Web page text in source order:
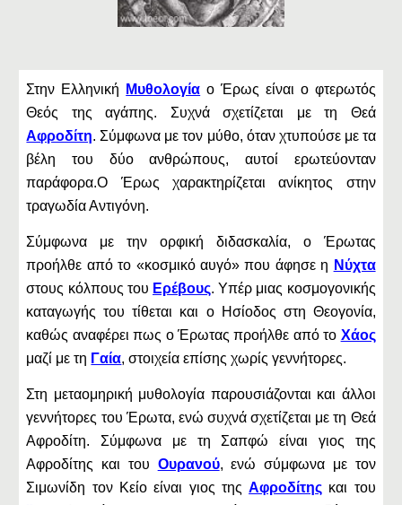
Στην Ελληνική Μυθολογία ο Έρως είναι ο φτερωτός
Θεός της αγάπης. Συχνά σχετίζεται με τη Θεά
Αφροδίτη. Σύμφωνα με τον μύθο, όταν χτυπούσε με τα
βέλη του δύο ανθρώπους, αυτοί ερωτεύονταν
παράφορα.Ο Έρως χαρακτηρίζεται ανίκητος στην
τραγωδία Αντιγόνη.
Σύμφωνα με την ορφική διδασκαλία, ο Έρωτας
προήλθε από το «κοσμικό αυγό» που άφησε η Νύχτα
στους κόλπους του Ερέβους. Υπέρ μιας κοσμογονικής
καταγωγής του τίθεται και ο Ησίοδος στη Θεογονία,
καθώς αναφέρει πως ο Έρωτας προήλθε από το Χάος
μαζί με τη Γαία, στοιχεία επίσης χωρίς γεννήτορες.
Στη μεταομηρική μυθολογία παρουσιάζονται και άλλοι
γεννήτορες του Έρωτα, ενώ συχνά σχετίζεται με τη Θεά
Αφροδίτη. Σύμφωνα με τη Σαπφώ είναι γιος της
Αφροδίτης και του Ουρανού, ενώ σύμφωνα με τον
Σιμωνίδη τον Κείο είναι γιος τηςΑφροδίτης και του